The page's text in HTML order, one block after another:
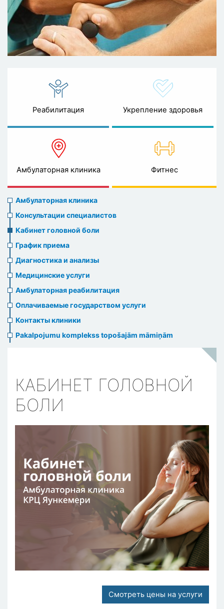
Реабилитация Укрепление здоровья
Амбулаторная клиника Фитнес
Ambulatory
clinic
menu
Амбулаторная клиника
Консультации специалистов
Кабинет головной боли
График приема
Диагностика и анализы
Медицинские услуги
Амбулаторная реабилитация
Оплачиваемые государством услуги
Контакты клиники
Pakalpojumu komplekss topošajām māmiņām
КАБИНЕТ ГОЛОВНОЙ
БОЛИ
Смотреть цены на услуги